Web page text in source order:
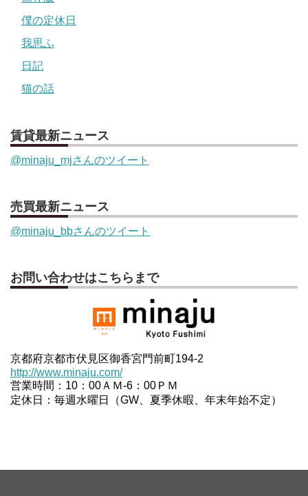
僕の定休日
我思ふ
日記
猫の話
賃貸最新ニュース
@minaju_mjさんのツイート
売買最新ニュース
@minaju_bbさんのツイート
お問い合わせはこちらまで
京都府京都市伏見区御香宮門前町194-2
http://www.minaju.com/
営業時間：10：00ＡＭ-6：00ＰＭ
定休日：毎週水曜日（GW、夏季休暇、年末年始不定）